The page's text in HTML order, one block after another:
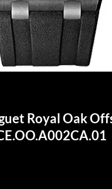
Royal Oak